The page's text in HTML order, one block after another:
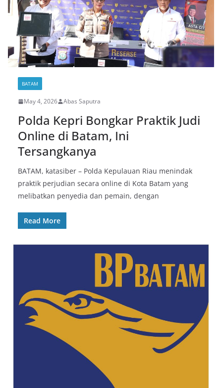
BATAM
May 4, 2026 Abas Saputra
Polda Kepri Bongkar Praktik Judi
Online di Batam, Ini
Tersangkanya
BATAM, katasiber – Polda Kepulauan Riau menindak
praktik perjudian secara online di Kota Batam yang
melibatkan penyedia dan pemain, dengan
Read More